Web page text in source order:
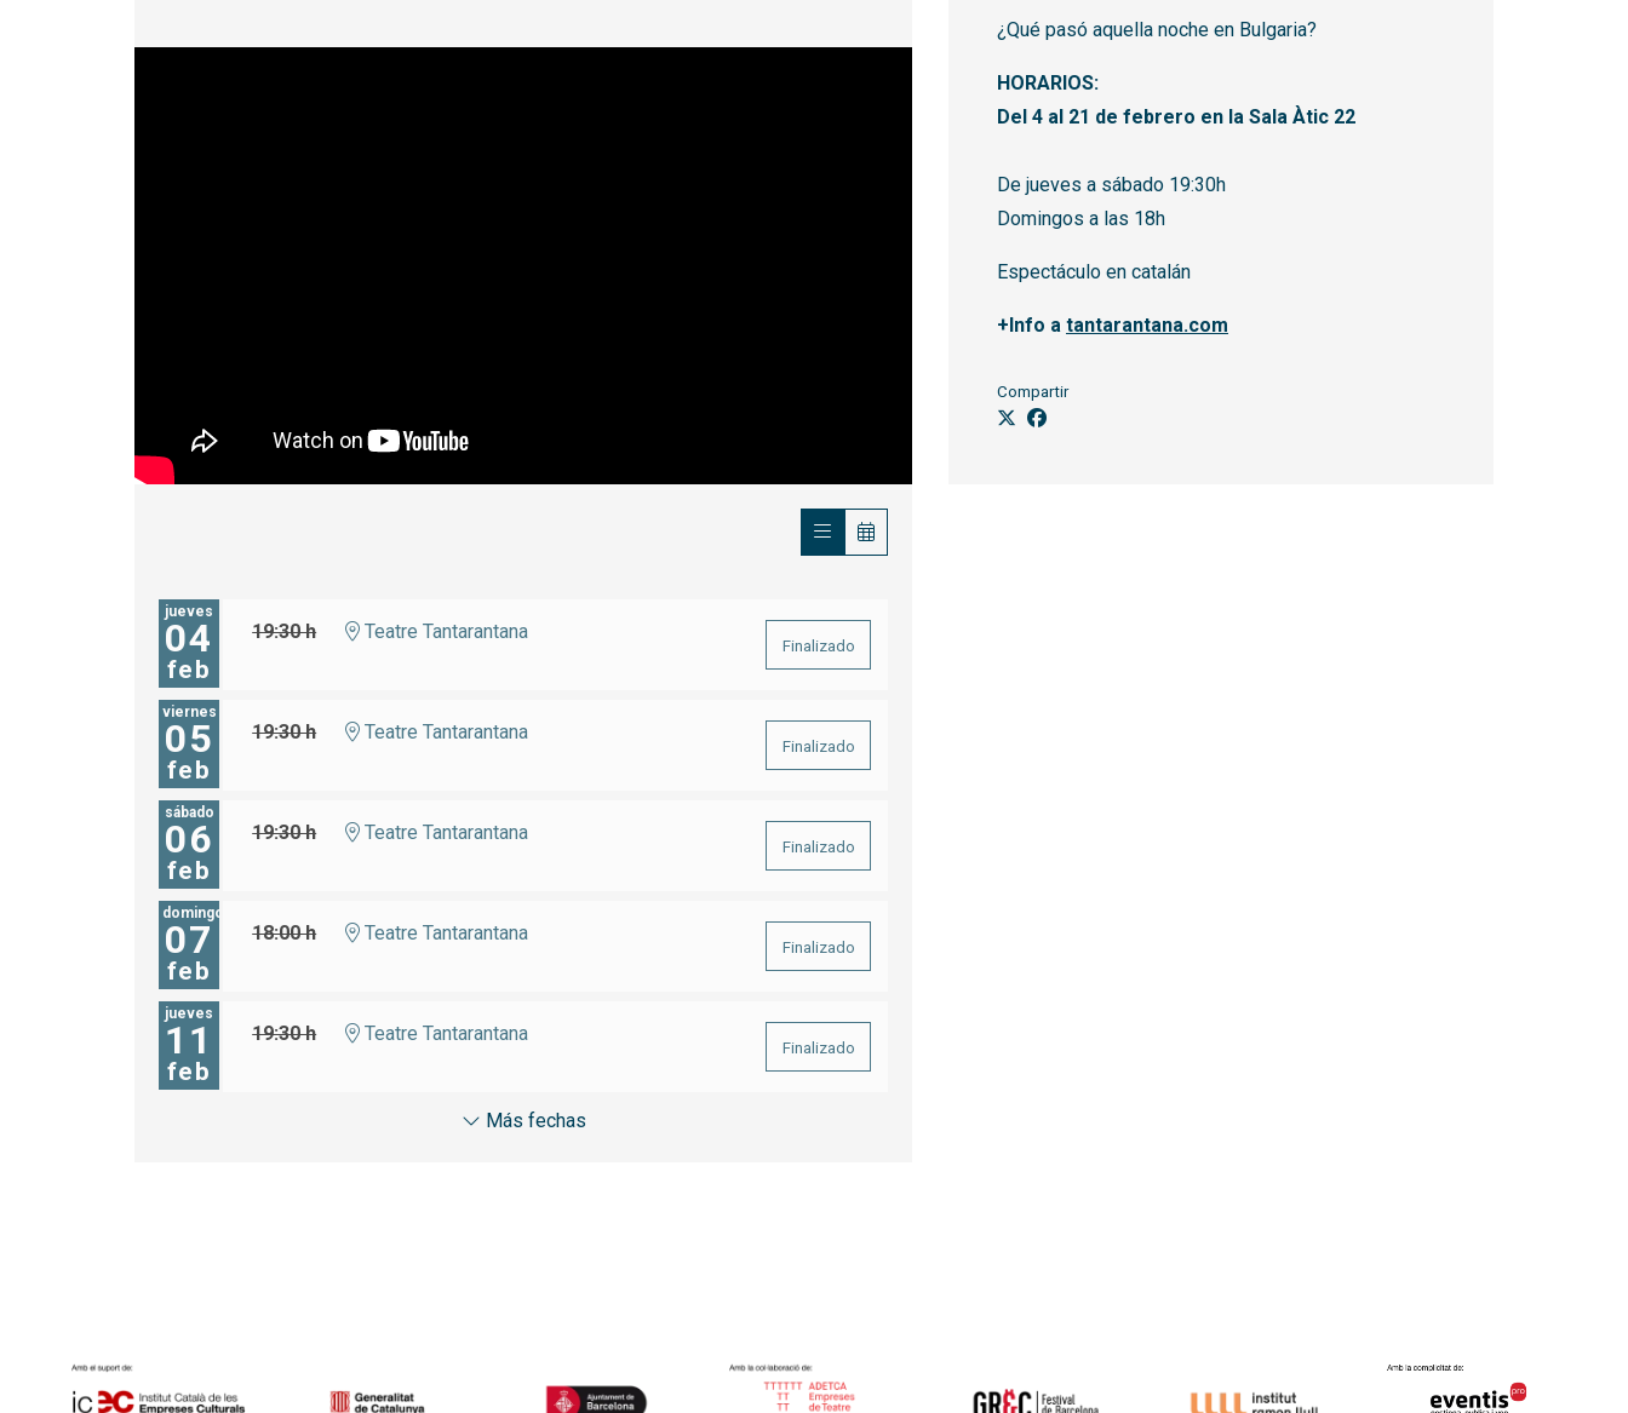
¿Qué pasó aquella noche en Bulgaria?
HORARIOS:
Del 4 al 21 de febrero en la Sala Àtic 22
De jueves a sábado 19:30h
Domingos a las 18h
Espectáculo en catalán
+Info a tantarantana.com
Compartir
jueves
04
feb
19:30 h Teatre Tantarantana
Finalizado
viernes
05
feb
19:30 h Teatre Tantarantana
Finalizado
sábado
06
feb
19:30 h Teatre Tantarantana
Finalizado
domingo
07
feb
18:00 h Teatre Tantarantana
Finalizado
jueves
11
feb
19:30 h Teatre Tantarantana
Finalizado
Más fechas